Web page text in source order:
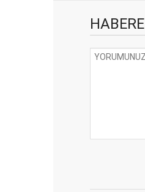
HABERE